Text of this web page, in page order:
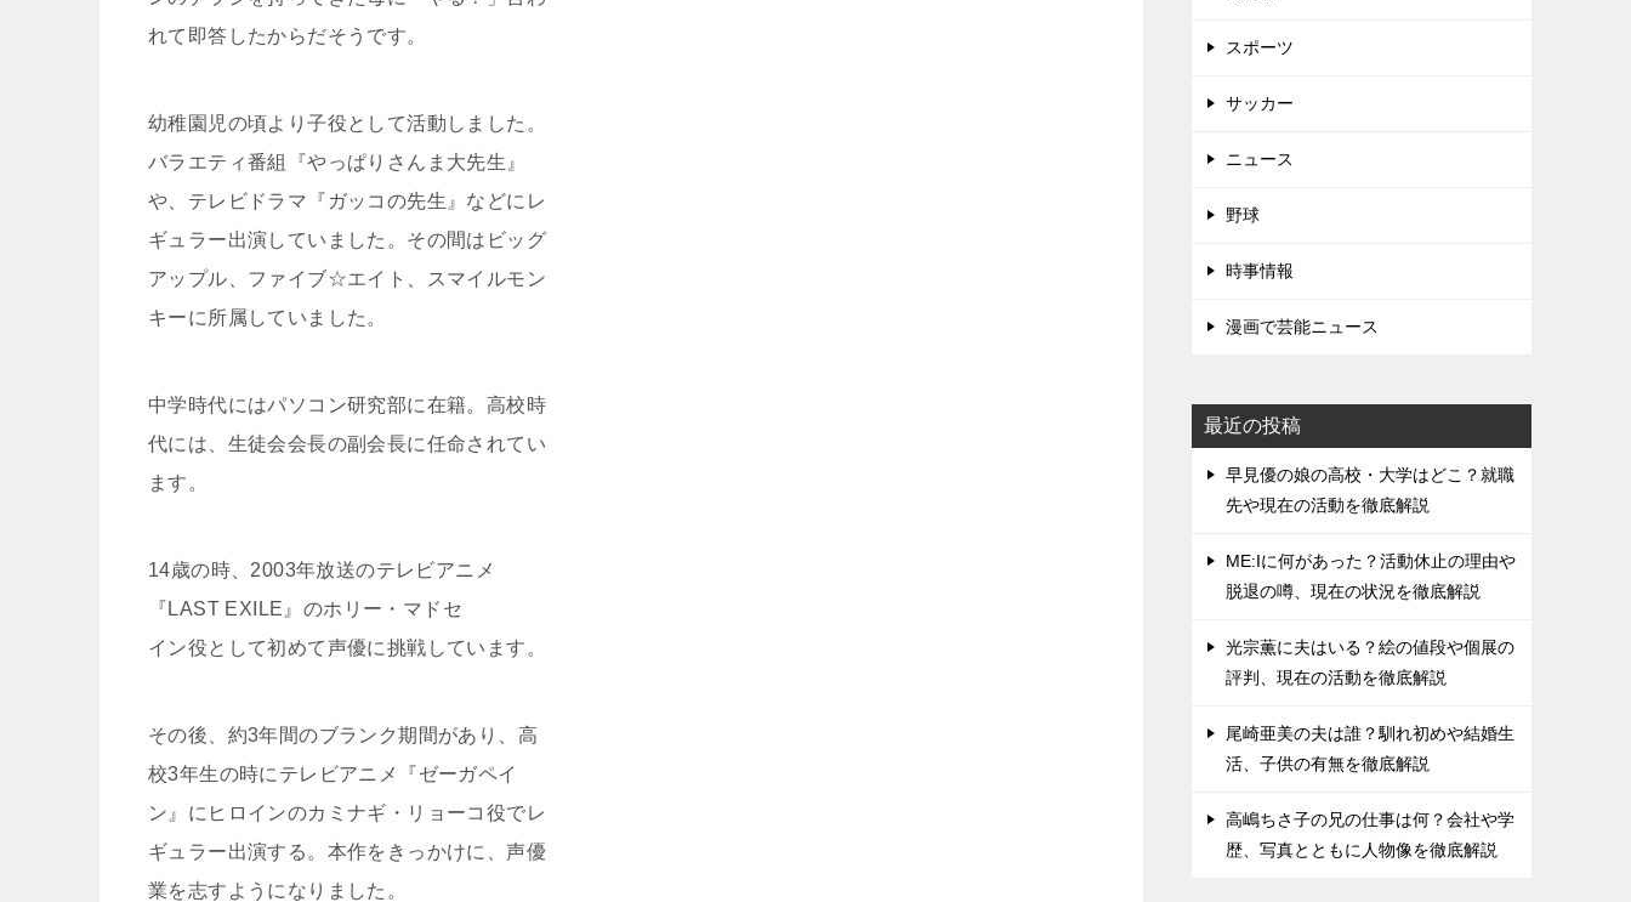
れて即答したからだそうです。
幼稚園児の頃より子役として活動しました。
バラエティ番組『やっぱりさんま大先生』
や、テレビドラマ『ガッコの先生』などにレ
ギュラー出演していました。その間はビッグ
アップル、ファイブ☆エイト、スマイルモン
キーに所属していました。
中学時代にはパソコン研究部に在籍。高校時
代には、生徒会会長の副会長に任命されてい
ます。
14歳の時、2003年放送のテレビアニメ
『LAST EXILE』のホリー・マドセ
イン役として初めて声優に挑戦しています。
その後、約3年間のブランク期間があり、高
校3年生の時にテレビアニメ『ゼーガペイ
ン』にヒロインのカミナギ・リョーコ役でレ
ギュラー出演する。本作をきっかけに、声優
業を志すようになりました。
スポーツ
サッカー
ニュース
野球
時事情報
漫画で芸能ニュース
最近の投稿
早見優の娘の高校・大学はどこ？就職
先や現在の活動を徹底解説
ME:Iに何があった？活動休止の理由や
脱退の噂、現在の状況を徹底解説
光宗薫に夫はいる？絵の値段や個展の
評判、現在の活動を徹底解説
尾崎亜美の夫は誰？馴れ初めや結婚生
活、子供の有無を徹底解説
高嶋ちさ子の兄の仕事は何？会社や学
歴、写真とともに人物像を徹底解説